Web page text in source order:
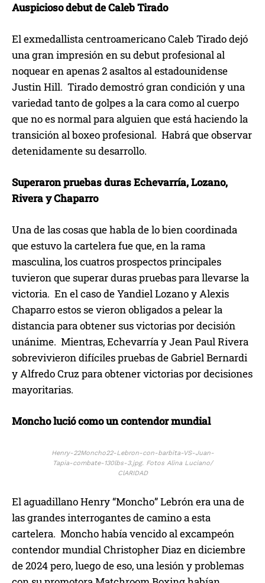
Auspicioso debut de Caleb Tirado
El exmedallista centroamericano Caleb Tirado dejó
una gran impresión en su debut profesional al
noquear en apenas 2 asaltos al estadounidense
Justin Hill. Tirado demostró gran condición y una
variedad tanto de golpes a la cara como al cuerpo
que no es normal para alguien que está haciendo la
transición al boxeo profesional. Habrá que observar
detenidamente su desarrollo.
Superaron pruebas duras Echevarría, Lozano,
Rivera y Chaparro
Una de las cosas que habla de lo bien coordinada
que estuvo la cartelera fue que, en la rama
masculina, los cuatros prospectos principales
tuvieron que superar duras pruebas para llevarse la
victoria. En el caso de Yandiel Lozano y Alexis
Chaparro estos se vieron obligados a pelear la
distancia para obtener sus victorias por decisión
unánime. Mientras, Echevarría y Jean Paul Rivera
sobrevivieron difíciles pruebas de Gabriel Bernardi
y Alfredo Cruz para obtener victorias por decisiones
mayoritarias.
Moncho lució como un contendor mundial
Henry-22Moncho22-Lebron-con-barbita-VS-Juan-
Tapia-combate-130lbs-3.jpg. Fotos Alina Luciano/
ClARIDAD
El aguadillano Henry “Moncho” Lebrón era una de
las grandes interrogantes de camino a esta
cartelera. Moncho había vencido al excampeón
contendor mundial Christopher Diaz en diciembre
de 2024 pero, luego de eso, una lesión y problemas